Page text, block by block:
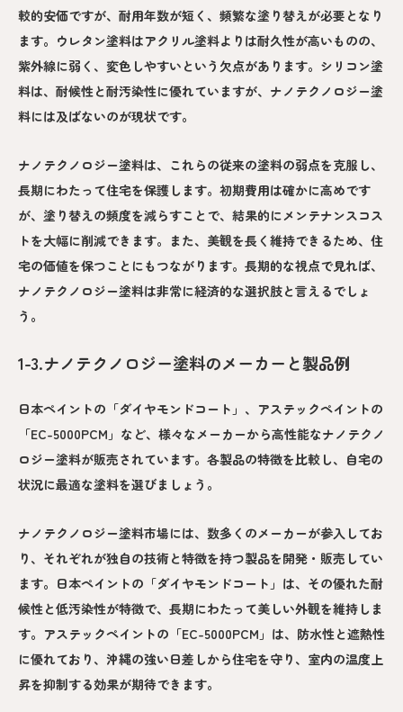
較的安価ですが、耐用年数が短く、頻繁な塗り替えが必要となり
ます。ウレタン塗料はアクリル塗料よりは耐久性が高いものの、
紫外線に弱く、変色しやすいという欠点があります。シリコン塗
料は、耐候性と耐汚染性に優れていますが、ナノテクノロジー塗
料には及ばないのが現状です。
ナノテクノロジー塗料は、これらの従来の塗料の弱点を克服し、
長期にわたって住宅を保護します。初期費用は確かに高めです
が、塗り替えの頻度を減らすことで、結果的にメンテナンスコス
トを大幅に削減できます。また、美観を長く維持できるため、住
宅の価値を保つことにもつながります。長期的な視点で見れば、
ナノテクノロジー塗料は非常に経済的な選択肢と言えるでしょ
う。
1-3.ナノテクノロジー塗料のメーカーと製品例
日本ペイントの「ダイヤモンドコート」、アステックペイントの
「EC-5000PCM」など、様々なメーカーから高性能なナノテクノ
ロジー塗料が販売されています。各製品の特徴を比較し、自宅の
状況に最適な塗料を選びましょう。
ナノテクノロジー塗料市場には、数多くのメーカーが参入してお
り、それぞれが独自の技術と特徴を持つ製品を開発・販売してい
ます。日本ペイントの「ダイヤモンドコート」は、その優れた耐
候性と低汚染性が特徴で、長期にわたって美しい外観を維持しま
す。アステックペイントの「EC-5000PCM」は、防水性と遮熱性
に優れており、沖縄の強い日差しから住宅を守り、室内の温度上
昇を抑制する効果が期待できます。